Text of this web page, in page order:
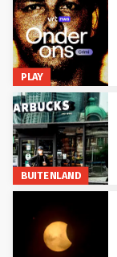
PLAY
BUITENLAND